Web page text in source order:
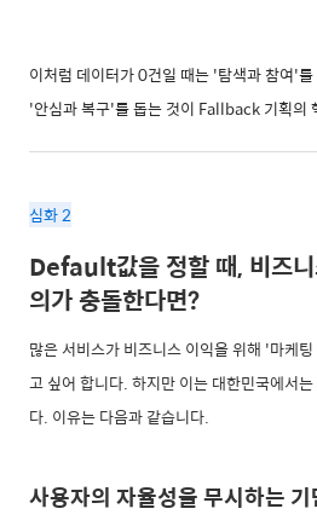
이처럼 데이터가 0건일 때는 '탐색과 참여'
'안심과 복구'를 돕는 것이 Fallback 기획의
심화 2
Default값을 정할 때, 비즈
의가 충돌한다면?
많은 서비스가 비즈니스 이익을 위해 '마케
고 싶어 합니다. 하지만 이는 대한민국에서
다. 이유는 다음과 같습니다.
사용자의 자율성을 무시하는 기